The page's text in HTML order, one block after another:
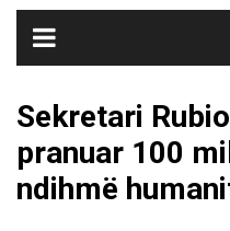
Sekretari
pranuar 100
ndihmë